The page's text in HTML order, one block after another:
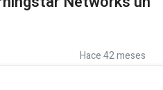
Hace 42 meses